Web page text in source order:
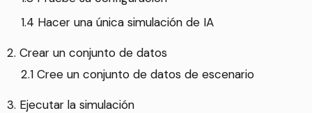
1.4 Hacer una única simulación de IA
2. Crear un conjunto de datos
2.1 Cree un conjunto de datos de escenario
3. Ejecutar la simulación